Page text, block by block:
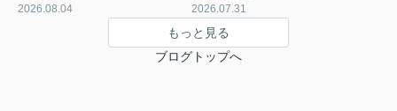
2026.08.04 2026.07.31
もっと見る
ブログトップへ